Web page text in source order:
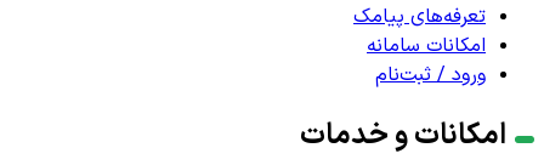
تعرفه‌های پیامک
امکانات سامانه
ورود / ثبت‌نام
امکانات و خدمات